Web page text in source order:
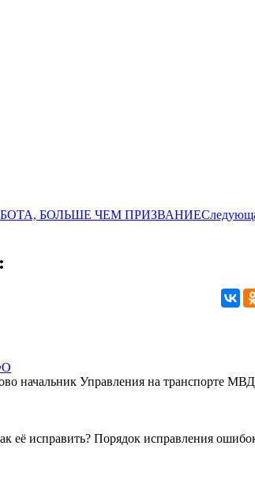
БОЛЬШЕ ЧЕМ ПРИЗВАНИЕ
начальник Управления на транспорте
её исправить? Порядок исправления